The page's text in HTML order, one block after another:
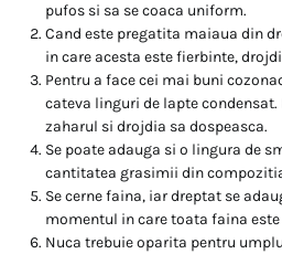
pufos si sa se coaca uniform.
Cand este pregatita maiaua din
in care acesta este fierbinte,
Pentru a face cei mai buni
cateva linguri de lapte
zaharul si drojdia sa dospeasca.
Se poate adauga si o lingura de
cantitatea grasimii din
Se cerne faina, iar dreptat se
momentul in care toata faina
Nuca trebuie oparita pentru